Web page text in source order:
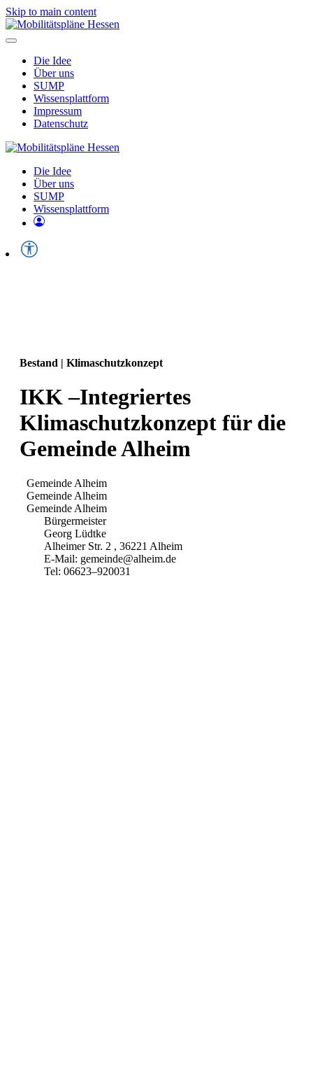
Skip to main content
Die Idee
Über uns
SUMP
Wissensplattform
Impressum
Datenschutz
Die Idee
Über uns
SUMP
Wissensplattform
Bestand | Klimaschutzkonzept
IKK –Integriertes
Klimaschutzkonzept für die
Gemeinde Alheim
Gemeinde Alheim
Gemeinde Alheim
Gemeinde Alheim
Bürgermeister
Georg Lüdtke
Alheimer Str. 2 , 36221 Alheim
E-Mail: gemeinde@alheim.de
Tel: 06623–920031